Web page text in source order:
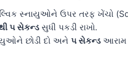
સ્નાયુઓને ઉપર તરફ ખેંચો
૫ સેકન્ડસુધી પકડી રાખો.
છોડી દો અને ૫ સેકન્ડઆરામ